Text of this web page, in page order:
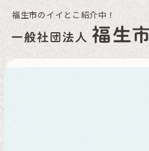
福生市のイイとこ紹介中！